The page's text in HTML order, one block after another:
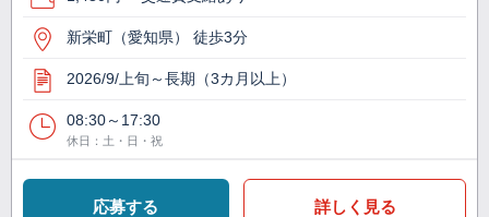
新栄町（愛知県） 徒歩3分
2026/9/上旬～長期（3カ月以上）
08:30～17:30
休日：土・日・祝
応募する 詳しく見る